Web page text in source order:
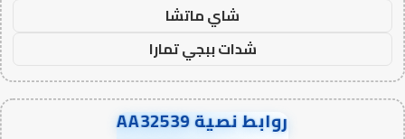
شاي ماتشا
شدات ببجي تمارا
روابط نصية AA32539